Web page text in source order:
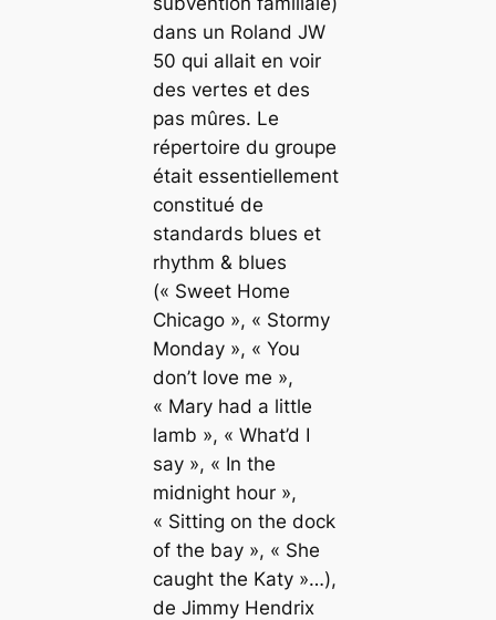
dans un Roland JW
50 qui allait en voir
des vertes et des
pas mûres. Le
répertoire du groupe
était essentiellement
constitué de
standards blues et
rhythm & blues
(« Sweet Home
Chicago », « Stormy
Monday », « You
don’t love me »,
« Mary had a little
lamb », « What’d I
say », « In the
midnight hour »,
« Sitting on the dock
of the bay », « She
caught the Katy »…),
de Jimmy Hendrix